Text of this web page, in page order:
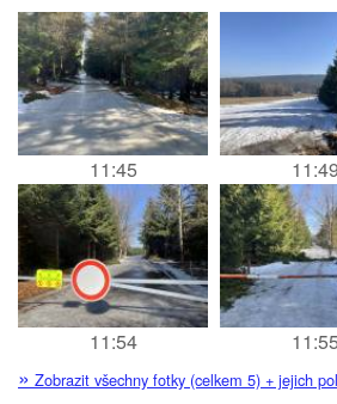
11:45 11:49
11:54 11:55
» Zobrazit všechny fotky (celkem 5) + jejich